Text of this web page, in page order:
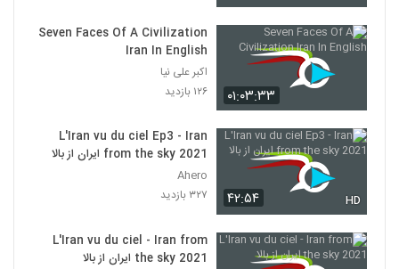
۰۱:۰۳:۳۳
Seven Faces Of A Civilization
Iran In English
اکبر علی نیا
۱۲۶ بازدید
۴۲:۵۴ HD
L'Iran vu du ciel Ep3 - Iran
from the sky 2021 ایران از بالا
Ahero
۳۲۷ بازدید
L'Iran vu du ciel - Iran from
the sky 2021 ایران از بالا